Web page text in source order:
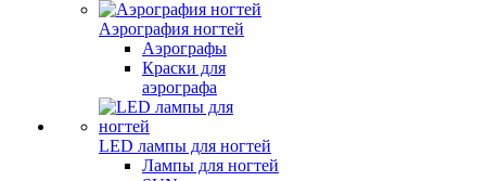
Аэрография ногтей
Аэрографы
Краски для
аэрографа
LED лампы для ногтей
Лампы для ногтей